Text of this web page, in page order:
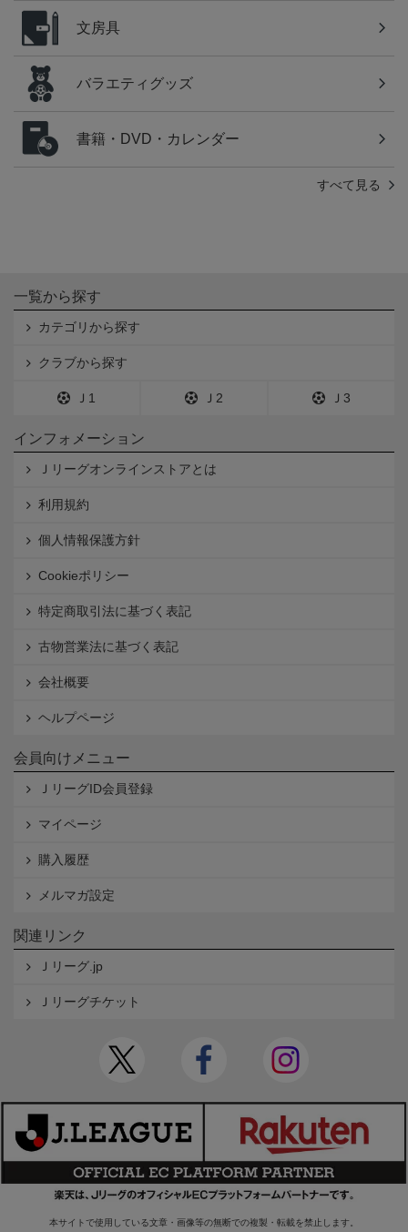
文房具
バラエティグッズ
書籍・DVD・カレンダー
すべて見る
一覧から探す
カテゴリから探す
クラブから探す
Ｊ1 Ｊ2 Ｊ3
インフォメーション
Ｊリーグオンラインストアとは
利用規約
個人情報保護方針
Cookieポリシー
特定商取引法に基づく表記
古物営業法に基づく表記
会社概要
ヘルプページ
会員向けメニュー
ＪリーグID会員登録
マイページ
購入履歴
メルマガ設定
関連リンク
Ｊリーグ.jp
Ｊリーグチケット
本サイトで使用している文章・画像等の無断での複製・転載を禁止します。